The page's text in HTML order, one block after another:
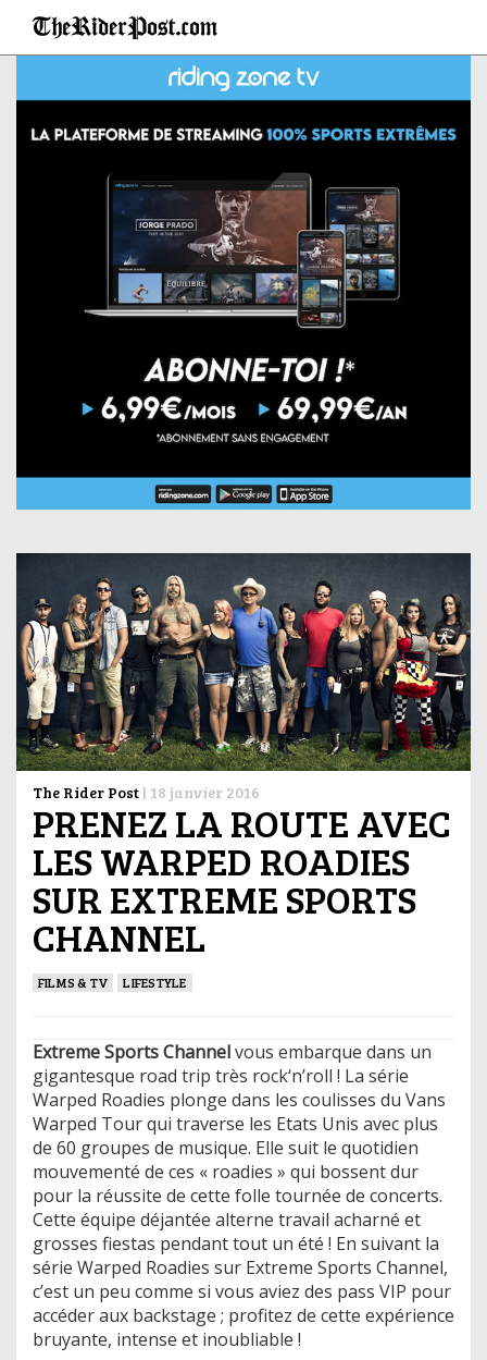
The Rider Post | 18 janvier 2016
PRENEZ LA ROUTE AVEC
LES WARPED ROADIES
SUR EXTREME SPORTS
CHANNEL
FILMS & TV LIFESTYLE
Extreme Sports Channelvous embarque dans un
gigantesque road trip très rock‘n’roll ! La série
Warped Roadies plonge dans les coulisses du Vans
Warped Tour qui traverse les Etats Unis avec plus
de 60 groupes de musique. Elle suit le quotidien
mouvementé de ces « roadies » qui bossent dur
pour la réussite de cette folle tournée de concerts.
Cette équipe déjantée alterne travail acharné et
grosses fiestas pendant tout un été ! En suivant la
série Warped Roadies sur Extreme Sports Channel,
c’est un peu comme si vous aviez des pass VIP pour
accéder aux backstage ; profitez de cette expérience
bruyante, intense et inoubliable !